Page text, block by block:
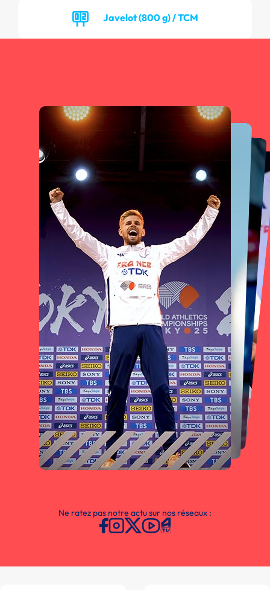
Javelot (800 g) / TCM
Ne ratez pas notre actu sur nos réseaux :